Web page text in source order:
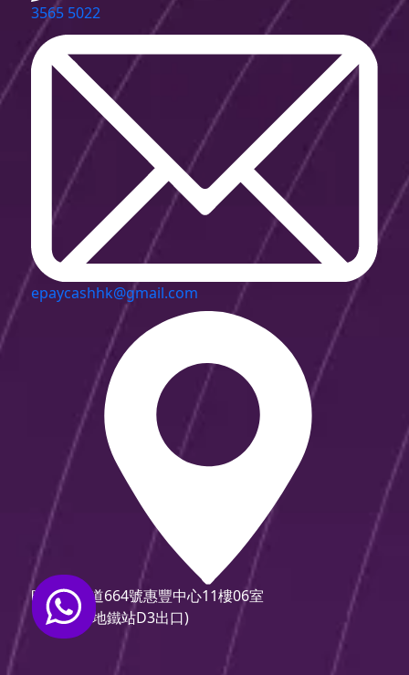
3565 5022
epaycashhk@gmail.com
旺角彌敦道664號惠豐中心11樓06室
(旺角地鐵站D3出口)